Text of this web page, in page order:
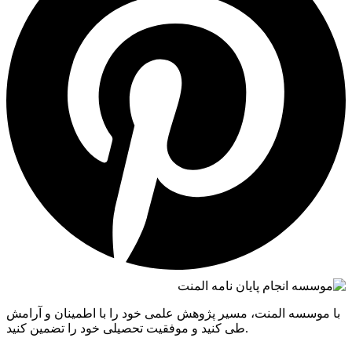
با موسسه المنت، مسیر پژوهش علمی خود را با اطمینان و آرامش
طی کنید و موفقیت تحصیلی خود را تضمین کنید.